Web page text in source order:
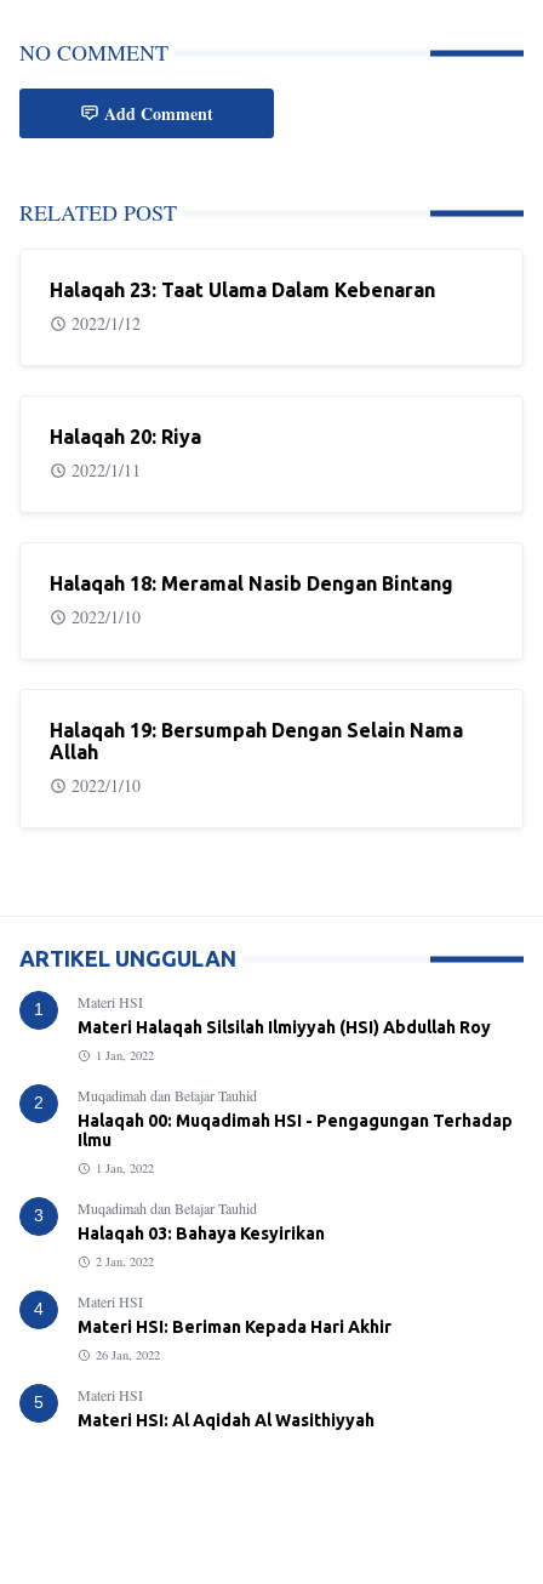
NO COMMENT
Add Comment
RELATED POST
Halaqah 23: Taat Ulama Dalam Kebenaran
2022/1/12
Halaqah 20: Riya
2022/1/11
Halaqah 18: Meramal Nasib Dengan Bintang
2022/1/10
Halaqah 19: Bersumpah Dengan Selain Nama
Allah
2022/1/10
ARTIKEL UNGGULAN
1
Materi HSI
Materi Halaqah Silsilah Ilmiyyah (HSI) Abdullah Roy
1 Jan, 2022
2
Muqadimah dan Belajar Tauhid
Halaqah 00: Muqadimah HSI - Pengagungan Terhadap
Ilmu
1 Jan, 2022
3
Muqadimah dan Belajar Tauhid
Halaqah 03: Bahaya Kesyirikan
2 Jan, 2022
4
Materi HSI
Materi HSI: Beriman Kepada Hari Akhir
26 Jan, 2022
5
Materi HSI
Materi HSI: Al Aqidah Al Wasithiyyah